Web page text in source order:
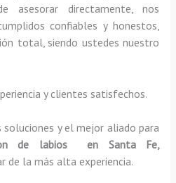
asesorar directamente, nos
confiables y honestos,
total, siendo ustedes nuestro
y clientes satisfechos.
y el mejor aliado para
de labios en Santa Fe,
de la más alta experiencia.